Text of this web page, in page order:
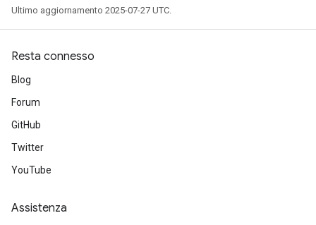
Ultimo aggiornamento 2025-07-27 UTC.
Resta connesso
Blog
Forum
GitHub
Twitter
YouTube
Assistenza